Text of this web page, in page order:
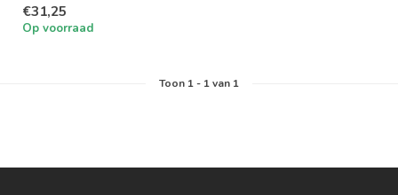
en 5000K
€31,25
Op voorraad
Toon 1- 1van 1